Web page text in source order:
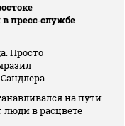
пресс‑службе
Просто
на пути
люди в расцвете